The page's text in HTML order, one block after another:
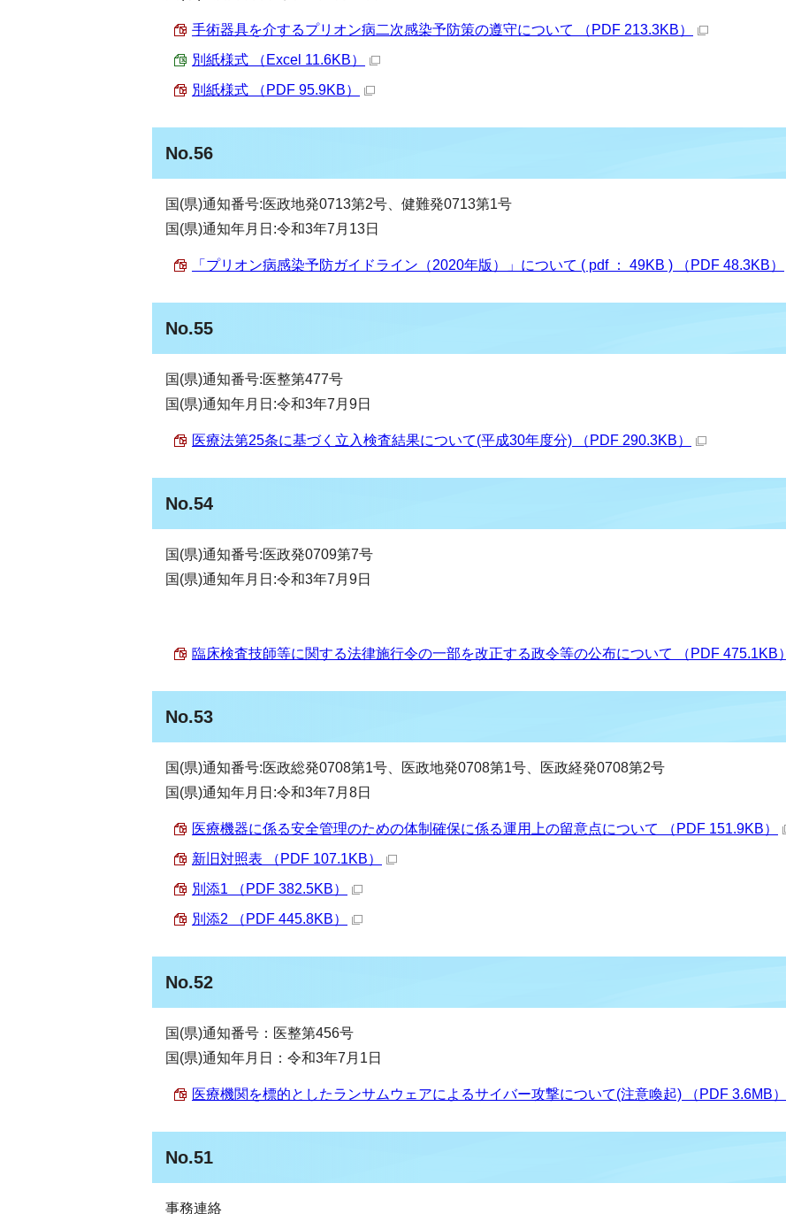
手術器具を介するプリオン病二次感染予防策の遵守について （PDF 213.3KB）
別紙様式 （Excel 11.6KB）
別紙様式 （PDF 95.9KB）
No.56
国(県)通知番号:医政地発0713第2号、健難発0713第1号
国(県)通知年月日:令和3年7月13日
「プリオン病感染予防ガイドライン（2020年版）」について ( pdf ： 49KB ) （PDF 48.3KB）
No.55
国(県)通知番号:医整第477号
国(県)通知年月日:令和3年7月9日
医療法第25条に基づく立入検査結果について(平成30年度分) （PDF 290.3KB）
No.54
国(県)通知番号:医政発0709第7号
国(県)通知年月日:令和3年7月9日
臨床検査技師等に関する法律施行令の一部を改正する政令等の公布について （PDF 475.1KB）
No.53
国(県)通知番号:医政総発0708第1号、医政地発0708第1号、医政経発0708第2号
国(県)通知年月日:令和3年7月8日
医療機器に係る安全管理のための体制確保に係る運用上の留意点について （PDF 151.9KB）
新旧対照表 （PDF 107.1KB）
別添1 （PDF 382.5KB）
別添2 （PDF 445.8KB）
No.52
国(県)通知番号：医整第456号
国(県)通知年月日：令和3年7月1日
医療機関を標的としたランサムウェアによるサイバー攻撃について(注意喚起) （PDF 3.6MB）
No.51
事務連絡